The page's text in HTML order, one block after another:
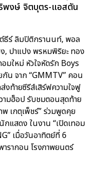
พงษ์ จิตบุตร-แอสตัน
ธีร์ ลิมปิติกรานนท์, พอล
ปาแปง พรหมพิริยะ ทอง
มใหม่ หัวใจหัดรัก Boys
กัน จาก “GMMTV” คอน
งท้ายซีรีส์เสิร์ฟความใจฟู
ามฮ็อป รับชมตอนสุดท้าย
เกตุเพ็ชร์” ร่วมพูดคุย
กแสดง ในงาน “เปิดเทอม
เมื่อวันอาทิตย์ที่ 6
รากอน โรงภาพยนตร์